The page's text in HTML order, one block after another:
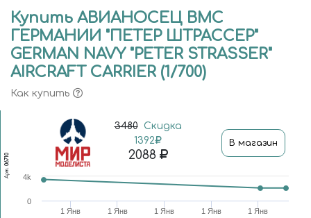
Купить АВИАНОСЕЦ ВМС
ГЕРМАНИИ "ПЕТЕР ШТРАССЕР"
GERMAN NAVY "PETER STRASSER"
AIRCRAFT CARRIER (1/700)
Как купить
Арт.
06710
3480 Скидка
1392
2088
В магазин
1 Янв 1 Янв 1 Янв 1 Янв 1 Янв
0
4k